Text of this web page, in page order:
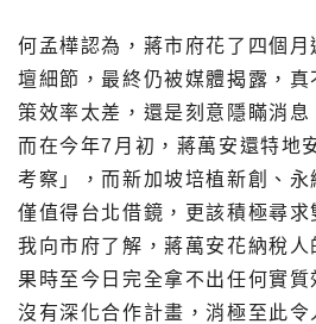
何孟樺認為，蔣市府花了四個
壇細節，最終仍被媒體揭露，
策效率太差，還是刻意隱瞞消息
而在今年7月初，蔣萬安還特地
考察」，而新加坡培植新創、
僅值得台北借鏡，更該積極尋
我向市府了解，蔣萬安花納稅
果時至今日完全拿不出任何實質
沒有深化合作計畫，消極至此令